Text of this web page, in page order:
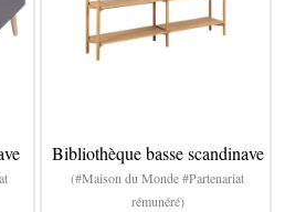
Bibliothèque basse scandinave
(#Maison du Monde #Partenariat
rémunéré)